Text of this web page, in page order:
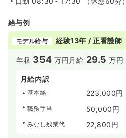
給与例
モデル給与 経験13年 / 正看護師
年収 354 万円 月給 29.5 万円
月給内訳
基本給 223,000円
職務手当 50,000円
みなし残業代 22,800円